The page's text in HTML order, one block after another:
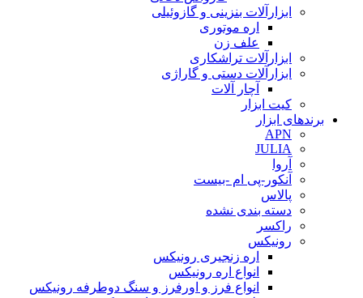
ابزارآلات بنزینی و گازوئیلی
اره موتوری
علف زن
ابزارآلات تراشکاری
ابزارآلات دستی و گاراژی
آچار آلات
کیت ابزار
برندهای ابزار
APN
JULIA
آروا
آنکور-پی ام -بیست
پالاس
دسته بندی نشده
راکسر
رونیکس
اره زنجیری رونیکس
انواع اره رونیکس
انواع فرز و اورفرز و سنگ دوطرفه رونیکس